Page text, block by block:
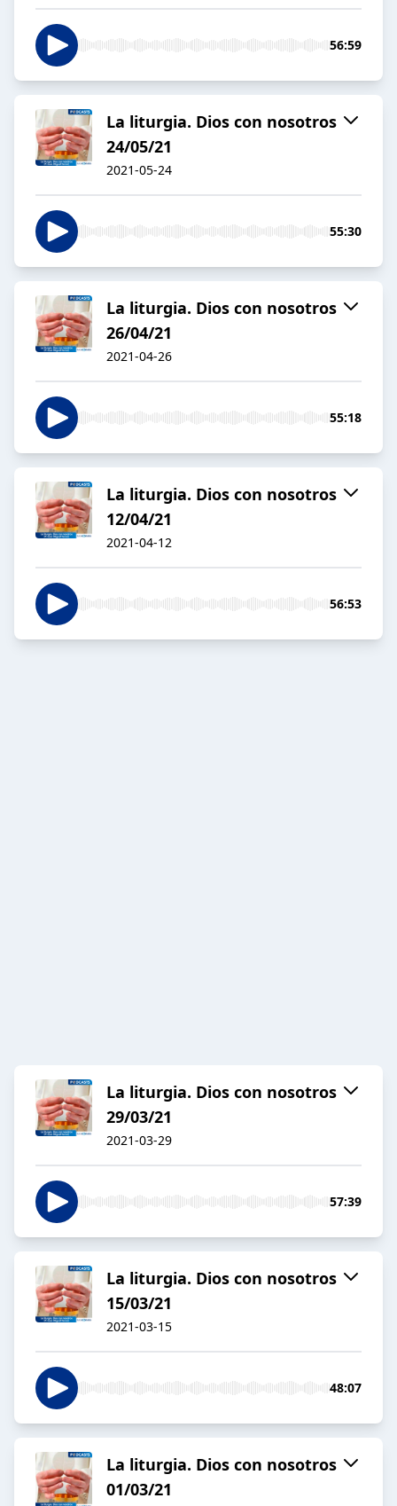
56:59
La liturgia. Dios con nosotros
24/05/21
2021-05-24
55:30
La liturgia. Dios con nosotros
26/04/21
2021-04-26
55:18
La liturgia. Dios con nosotros
12/04/21
2021-04-12
56:53
La liturgia. Dios con nosotros
29/03/21
2021-03-29
57:39
La liturgia. Dios con nosotros
15/03/21
2021-03-15
48:07
La liturgia. Dios con nosotros
01/03/21